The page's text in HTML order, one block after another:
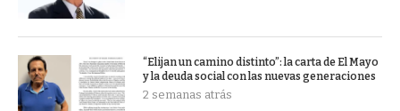
“Elijan un camino distinto”: la carta de El Mayo
y la deuda social con las nuevas generaciones
2 semanas atrás